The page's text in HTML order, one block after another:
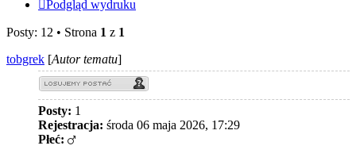
Podgląd wydruku
Posty: 12 • Strona 1 z 1
tobgrek [Autor tematu]
Posty: 1
Rejestracja: środa 06 maja 2026, 17:29
Płeć: